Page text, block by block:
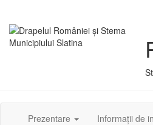
Prezentare Informații de